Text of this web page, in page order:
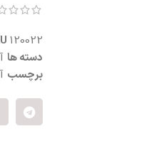
120022
دسته ها
برچسب